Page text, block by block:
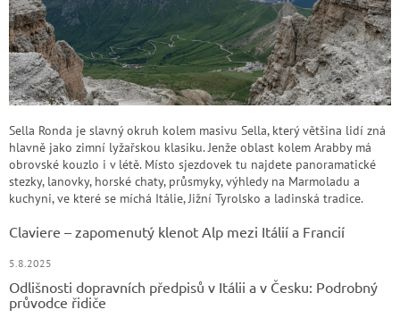
Sella Ronda je slavný okruh kolem masivu Sella, který většina lidí zná
hlavně jako zimní lyžařskou klasiku. Jenže oblast kolem Arabby má
obrovské kouzlo i v létě. Místo sjezdovek tu najdete panoramatické
stezky, lanovky, horské chaty, průsmyky, výhledy na Marmoladu a
kuchyni, ve které se míchá Itálie, Jižní Tyrolsko a ladinská tradice.
Claviere – zapomenutý klenot Alp mezi Itálií a Francií
5.8.2025
Odlišnosti dopravních předpisů v Itálii a v Česku: Podrobný
průvodce řidiče